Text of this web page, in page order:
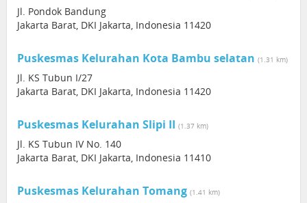
Jl. Pondok Bandung
Jakarta Barat, DKI Jakarta, Indonesia 11420
Puskesmas Kelurahan Kota Bambu selatan (1.31 km)
Jl. KS Tubun I/27
Jakarta Barat, DKI Jakarta, Indonesia 11420
Puskesmas Kelurahan Slipi II (1.37 km)
Jl. KS Tubun IV No. 140
Jakarta Barat, DKI Jakarta, Indonesia 11410
Puskesmas Kelurahan Tomang (1.41 km)